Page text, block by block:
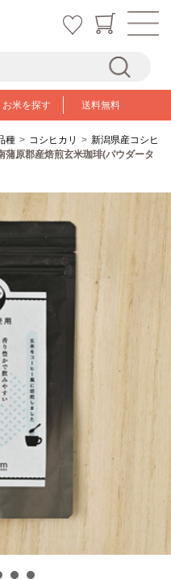
お米を探す 送料無料
種 コシヒカリ
新潟県産コシヒ
蒲原郡産焙煎玄米珈琲(パウダータ